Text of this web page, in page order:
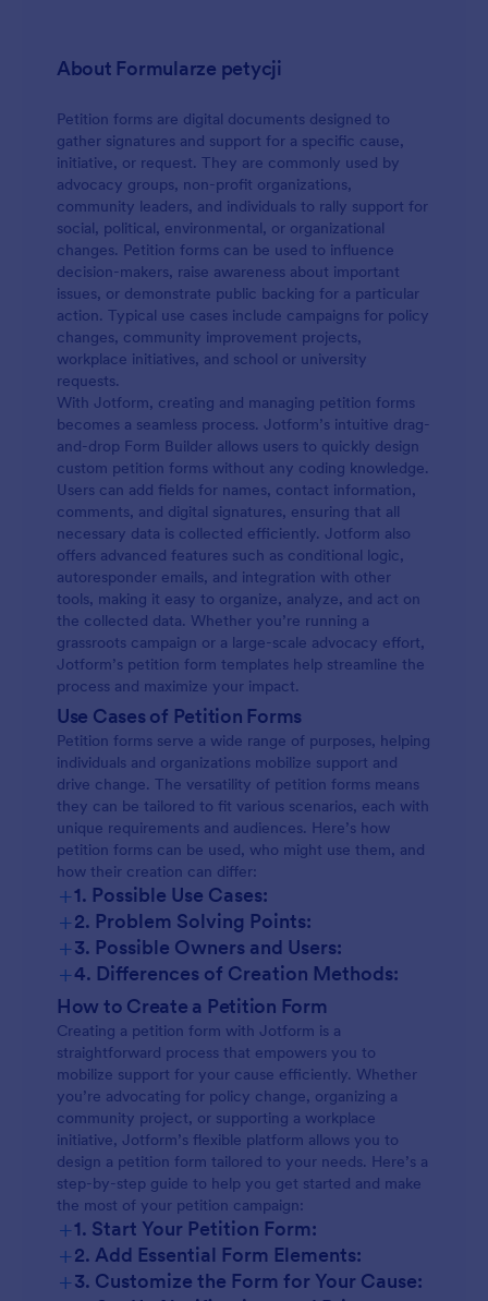
oraz zdjęcia, a następnie wstawić formularz na swoją
stronę internetową. Możesz nawet zintegrować
takimi jak Dysk Google, Dropbox, Airtable i
Mailchimp, by zsynchronizować odpowiedzi z
zewnętrznymi usługami. Uprość proces nominacji
na swoje następne wybory dzięki darmowemu
formularzowi online petycji kandydata!
About Formularze petycji
Petition forms are digital documents designed to
gather signatures and support for a specific cause,
initiative, or request. They are commonly used by
advocacy groups, non-profit organizations,
community leaders, and individuals to rally support for
social, political, environmental, or organizational
changes. Petition forms can be used to influence
decision-makers, raise awareness about important
issues, or demonstrate public backing for a particular
action. Typical use cases include campaigns for policy
changes, community improvement projects,
workplace initiatives, and school or university
requests.
With Jotform, creating and managing petition forms
becomes a seamless process. Jotform’s intuitive drag-
and-drop Form Builder allows users to quickly design
custom petition forms without any coding knowledge.
Users can add fields for names, contact information,
comments, and digital signatures, ensuring that all
necessary data is collected efficiently. Jotform also
offers advanced features such as conditional logic,
autoresponder emails, and integration with other
tools, making it easy to organize, analyze, and act on
the collected data. Whether you’re running a
grassroots campaign or a large-scale advocacy effort,
Jotform’s petition form templates help streamline the
process and maximize your impact.
Use Cases of Petition Forms
Petition forms serve a wide range of purposes, helping
individuals and organizations mobilize support and
drive change. The versatility of petition forms means
they can be tailored to fit various scenarios, each with
unique requirements and audiences. Here’s how
petition forms can be used, who might use them, and
how their creation can differ:
+1. Possible Use Cases:
+2. Problem Solving Points:
+3. Possible Owners and Users:
+4. Differences of Creation Methods:
How to Create a Petition Form
Creating a petition form with Jotform is a
straightforward process that empowers you to
mobilize support for your cause efficiently. Whether
you’re advocating for policy change, organizing a
community project, or supporting a workplace
initiative, Jotform’s flexible platform allows you to
design a petition form tailored to your needs. Here’s a
step-by-step guide to help you get started and make
the most of your petition campaign:
+1. Start Your Petition Form:
+2. Add Essential Form Elements:
+3. Customize the Form for Your Cause: